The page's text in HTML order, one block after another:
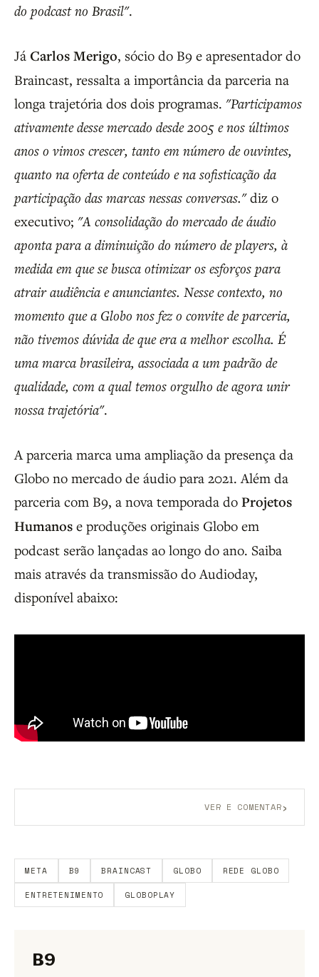
do podcast no Brasil".
Já Carlos Merigo, sócio do B9 e apresentador do
Braincast, ressalta a importância da parceria na
longa trajetória dos dois programas. "Participamos
ativamente desse mercado desde 2005 e nos últimos
anos o vimos crescer, tanto em número de ouvintes,
quanto na oferta de conteúdo e na sofisticação da
participação das marcas nessas conversas."diz o
executivo; "A consolidação do mercado de áudio
aponta para a diminuição do número de players, à
medida em que se busca otimizar os esforços para
atrair audiência e anunciantes. Nesse contexto, no
momento que a Globo nos fez o convite de parceria,
não tivemos dúvida de que era a melhor escolha. É
uma marca brasileira, associada a um padrão de
qualidade, com a qual temos orgulho de agora unir
nossa trajetória".
A parceria marca uma ampliação da presença da
Globo no mercado de áudio para 2021. Além da
parceria com B9, a nova temporada do Projetos
Humanos e produções originais Globo em
podcast serão lançadas ao longo do ano. Saiba
mais através da transmissão do Audioday,
disponível abaixo:
VER E COMENTAR›
META B9 BRAINCAST GLOBO REDE GLOBO
ENTRETENIMENTO GLOBOPLAY
B9